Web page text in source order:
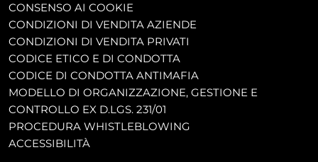
CONSENSO AI COOKIE
CONDIZIONI DI VENDITA AZIENDE
CONDIZIONI DI VENDITA PRIVATI
CODICE ETICO E DI CONDOTTA
CODICE DI CONDOTTA ANTIMAFIA
MODELLO DI ORGANIZZAZIONE, GESTIONE E
CONTROLLO EX D.LGS. 231/01
PROCEDURA WHISTLEBLOWING
ACCESSIBILITÀ